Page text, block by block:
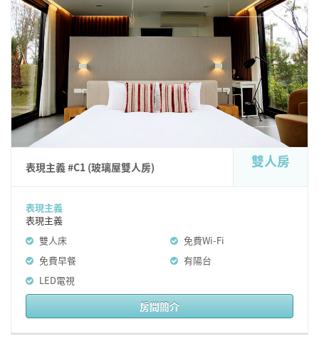
表現主義 #C1 (玻璃屋雙人房) 雙人房
表現主義
表現主義
雙人床
免費Wi-Fi
免費早餐
有陽台
LED電視
房間簡介